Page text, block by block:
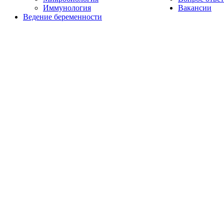
Иммунология
Ведение беременности
Вакансии